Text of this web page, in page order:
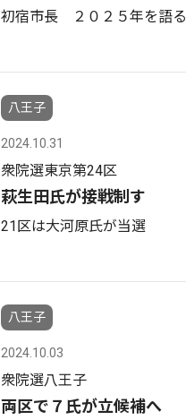
初宿市長 ２０２５年を語る
八王子
2024.10.31
衆院選東京第24区
萩生田氏が接戦制す
21区は大河原氏が当選
八王子
2024.10.03
衆院選八王子
両区で７氏が立候補へ